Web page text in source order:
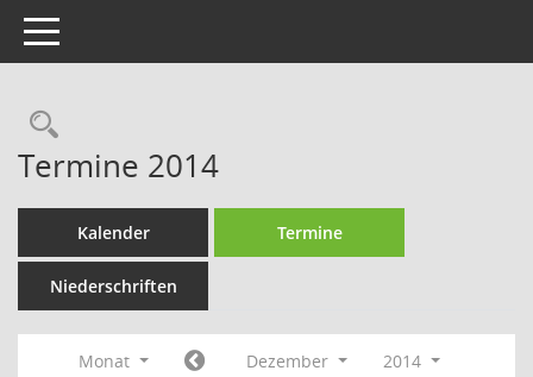
Toggle navigation
Rechercheauswahl
Termine 2014
Kalender Termine
Niederschriften
Monat Dezember
2014